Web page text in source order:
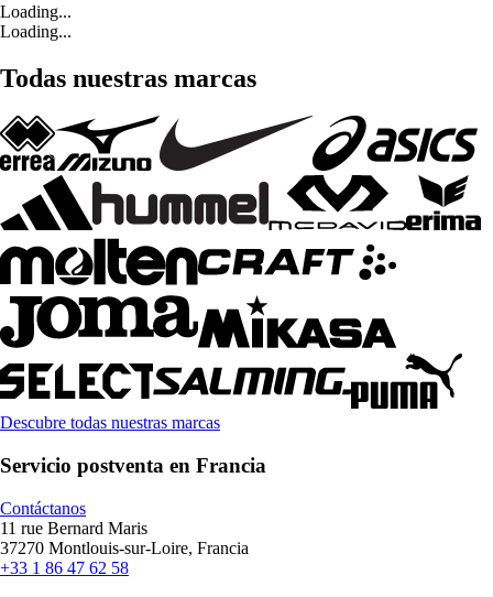
Loading...
Loading...
Todas nuestras marcas
Descubre todas nuestras marcas
Servicio postventa en Francia
Contáctanos
11 rue Bernard Maris
37270 Montlouis-sur-Loire, Francia
+33 1 86 47 62 58